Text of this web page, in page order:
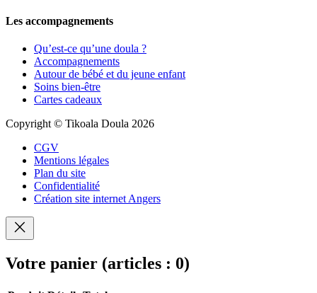
Les accompagnements
Qu’est-ce qu’une doula ?
Accompagnements
Autour de bébé et du jeune enfant
Soins bien-être
Cartes cadeaux
Copyright © Tikoala Doula 2026
CGV
Mentions légales
Plan du site
Confidentialité
Création site internet Angers
Votre panier (articles : 0)